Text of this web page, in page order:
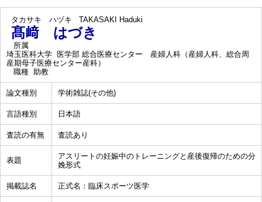
タカサキ ハヅキ TAKASAKI Haduki
髙﨑 はづき
所属
埼玉医科大学 医学部 総合医療センター 産婦人科（産婦人科、総合周
産期母子医療センター産科）
職種 助教
論文種別 学術雑誌(その他)
言語種別 日本語
査読の有無 査読あり
表題
アスリートの妊娠中のトレーニングと産後復帰のための分
娩形式
掲載誌名 正式名：臨床スポーツ医学